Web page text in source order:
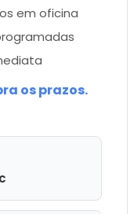
em oficina
os prazos.